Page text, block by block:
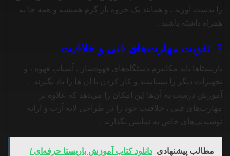
را بدست آورید . و همانند یک جزوه بار گرم همیشه و همه جا به
همراه داشته باشید .
3. تقویت مهارت‌های فنی و خلاقیت
باریستاها باید مکانیزم دستگاه‌های قهوه‌ساز ، آسیاب قهوه ، و
تجهیزات دیگر را بشناسند و کار کردن با آن ها را یاد بگیرند .
آموزش درست به آن‌ها این امکان را می‌دهد که علاوه بر
مهارت‌های فنی ، خلاقیت خود را در طراحی لاته آرت و ارائه
نوشیدنی‌های خاص به نمایش بگذارند .
مطالب پیشنهادی دانلود کتاب آموزش باریستا حرفه‌ای /